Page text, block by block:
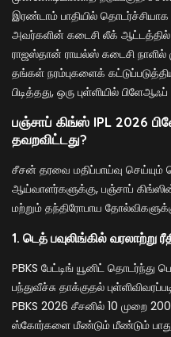
இரண்டாம் பாதியில்
அவர்களின் கடைசி லீக் ஆட்டத்தில்
ராஜஸ்தான் ராயல்ஸ் கடைசி நாளில்
தங்கள் நரம்புகளைக்
பிடித்தது, ஒரு புள்ளியில்
பஞ்சாப் கிங்ஸ் IPL 2026
தவறவிட்டது?
சீசன் தரவை மதிப்பாய்வு செய்யும்
ஆய்வாளர்களுக்கு, பஞ்சாப் கிங்ஸின்
மற்றும் தந்திரோபாய
1. டெத் பவுலிங்கில்
PBKS பேட்டிங் யூனிட் தொடர்ந்து
பந்துவீச்சு தாக்குதல்
PBKS 2026 சீசனில் 10 முறை
ஸ்கோர்களை மீண்டும் மீண்டும்